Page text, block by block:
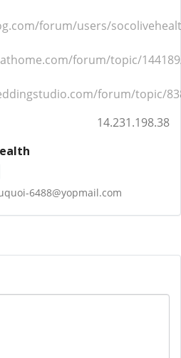
forum/users/
forum/topic/
forum/topic/
14.231.198.38
6488@yopmail.com